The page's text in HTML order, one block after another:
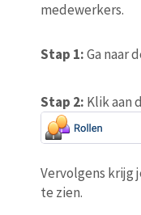
medewerkers.
Stap 1:Ga naar
Stap 2: Klik aan
Vervolgens krijg
te zien.